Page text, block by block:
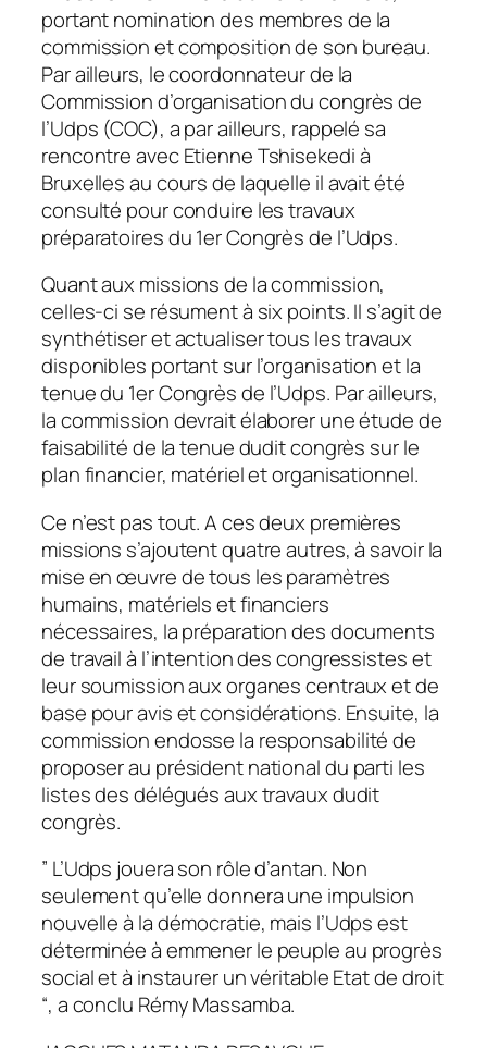
portant nomination des membres de la
commission et composition de son bureau.
Par ailleurs, le coordonnateur de la
Commission d’organisation du congrès de
l’Udps (COC), a par ailleurs, rappelé sa
rencontre avec Etienne Tshisekedi à
Bruxelles au cours de laquelle il avait été
consulté pour conduire les travaux
préparatoires du 1er Congrès de l’Udps.
Quant aux missions de la commission,
celles-ci se résument à six points. Il s’agit de
synthétiser et actualiser tous les travaux
disponibles portant sur l’organisation et la
tenue du 1er Congrès de l’Udps. Par ailleurs,
la commission devrait élaborer une étude de
faisabilité de la tenue dudit congrès sur le
plan financier, matériel et organisationnel.
Ce n’est pas tout. A ces deux premières
missions s’ajoutent quatre autres, à savoir la
mise en œuvre de tous les paramètres
humains, matériels et financiers
nécessaires, la préparation des documents
de travail à l’intention des congressistes et
leur soumission aux organes centraux et de
base pour avis et considérations. Ensuite, la
commission endosse la responsabilité de
proposer au président national du parti les
listes des délégués aux travaux dudit
congrès.
” L’Udps jouera son rôle d’antan. Non
seulement qu’elle donnera une impulsion
nouvelle à la démocratie, mais l’Udps est
déterminée à emmener le peuple au progrès
social et à instaurer un véritable Etat de droit
“, a conclu Rémy Massamba.